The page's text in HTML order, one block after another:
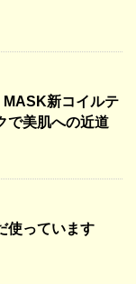
新コイルテ
で美肌への近道
使っています